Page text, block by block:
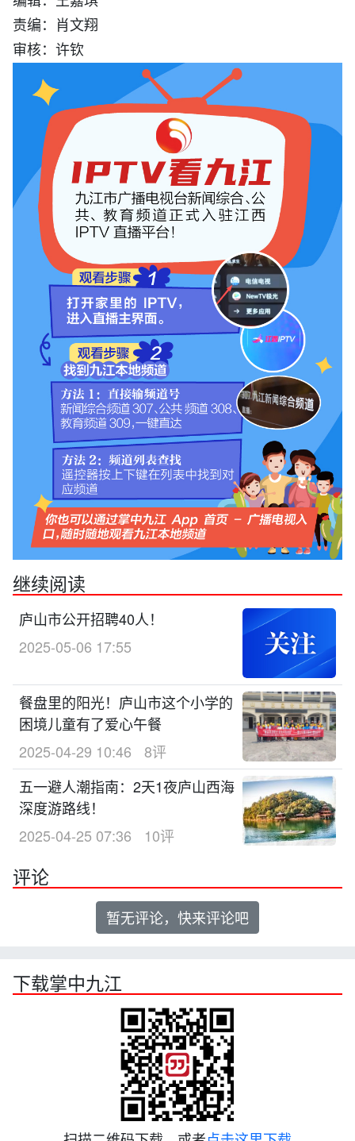
责编：肖文翔
审核：许钦
继续阅读
庐山市公开招聘40人！
2025-05-06 17:55
餐盘里的阳光！庐山市这个小学的
困境儿童有了爱心午餐
2025-04-29 10:46
8评
五一避人潮指南：2天1夜庐山西海
深度游路线！
2025-04-25 07:36
10评
评论
暂无评论，快来评论吧
下载掌中九江